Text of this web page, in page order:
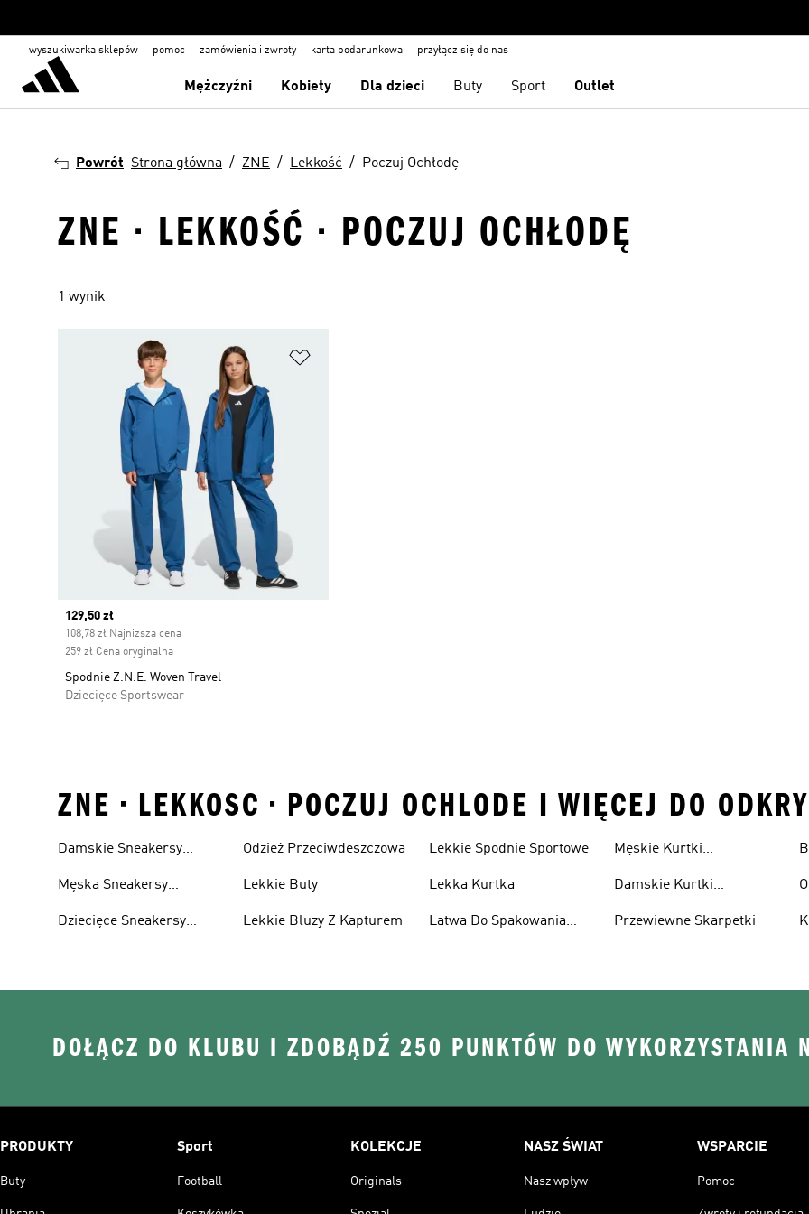
wyszukiwarka sklepów pomoc zamówienia i zwroty karta podarunkowa przyłącz się do nas
Mężczyźni Kobiety Dla dzieci Buty Sport Outlet
Powrót Strona główna ZNE Lekkość Poczuj Ochłodę
ZNE · LEKKOŚĆ · POCZUJ OCHŁODĘ
1 wynik
Current price
129,50 zł
108,78 zł Najniższa cena
259 zł Cena oryginalna
Spodnie Z.N.E. Woven Travel
Dziecięce Sportswear
ZNE • LEKKOSC • POCZUJ OCHLODE I WIĘCEJ DO
Damskie Sneakersy
Męska Sneakersy
Dziecięce Sneakersy
Odzież Przeciwdeszczowa
Lekkie Buty
Lekkie Bluzy Z Kapturem
Lekkie Spodnie Sportowe
Lekka Kurtka
Latwa Do Spakowania
Męskie Kurtki
Damskie Kurtki
Przewiewne Skarpetki
DOŁĄCZ DO KLUBU I ZDOBĄDŹ 250 PUNKTÓW DO WYKORZYSTANIA
PRODUKTY
Buty
Sport
Football
KOLEKCJE
Originals
NASZ ŚWIAT
Nasz wpływ
WSPARCIE
Pomoc